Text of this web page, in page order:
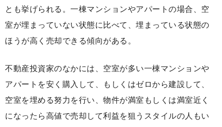
とも挙げられる。一棟マンションやアパートの場合、空
室が埋まっていない状態に比べて、埋まっている状態の
ほうが高く売却できる傾向がある。
不動産投資家のなかには、空室が多い一棟マンションや
アパートを安く購入して、もしくはゼロから建設して、
空室を埋める努力を行い、物件が満室もしくは満室近く
になったら高値で売却して利益を狙うスタイルの人もい